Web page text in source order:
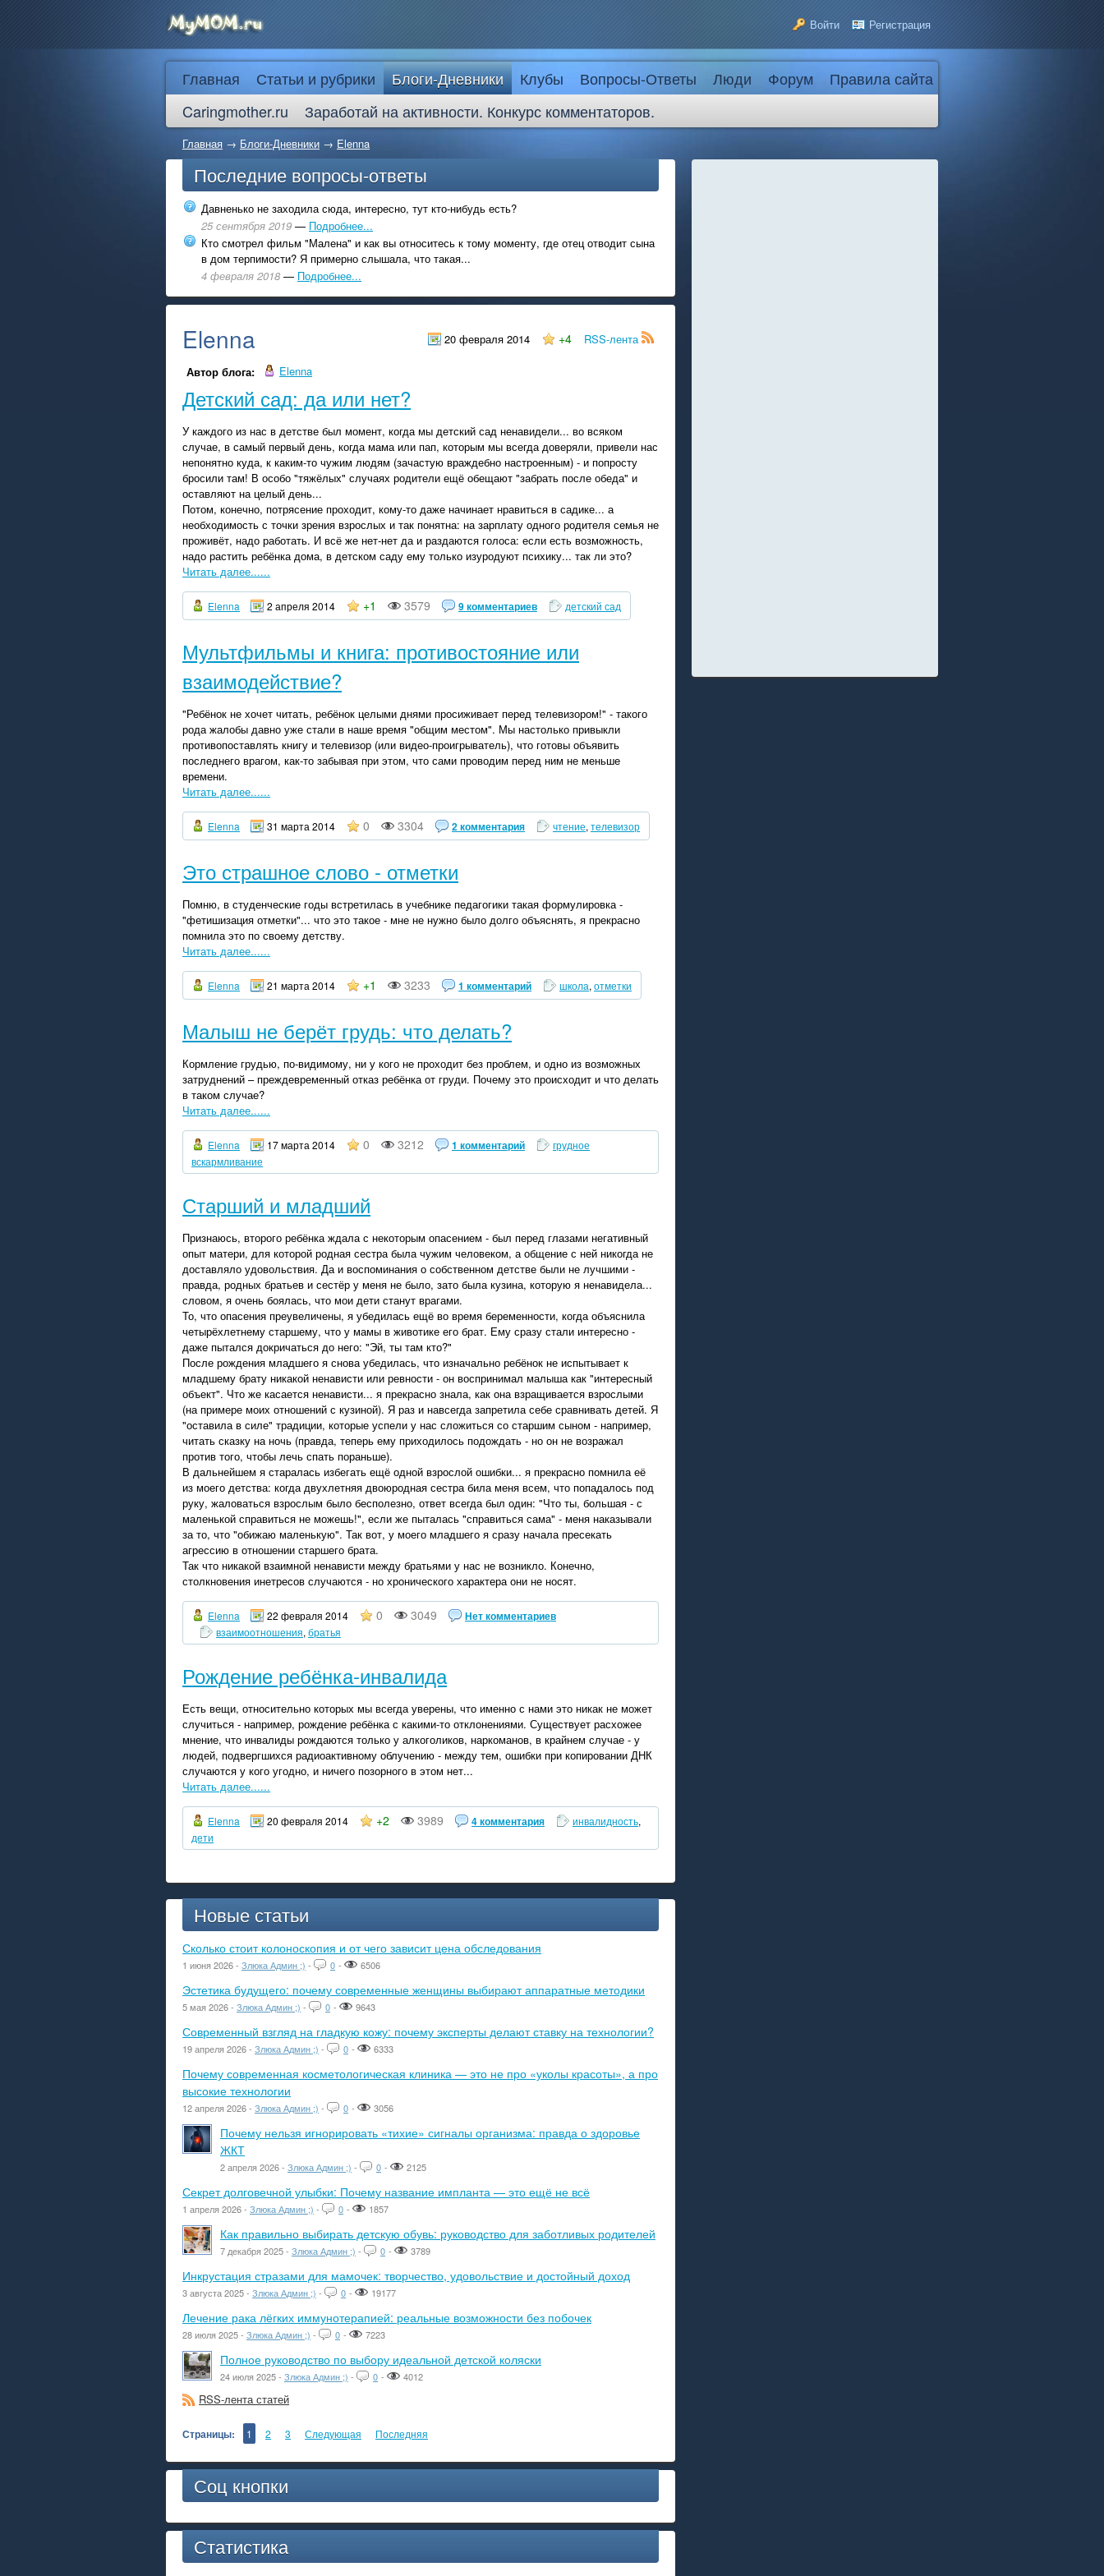
Войти Регистрация
Главная Статьи и рубрики Блоги-Дневники Клубы Вопросы-Ответы Люди Форум
Правила сайта
Caringmother.ru
Заработай на активности. Конкурс комментаторов.
Главная → Блоги-Дневники → Elenna
Последние вопросы-ответы
Давненько не заходила сюда, интересно, тут кто-нибудь есть?
25 сентября 2019 — Подробнее...
Кто смотрел фильм "Малена" и как вы относитесь к тому моменту, где отец отводит сына
в дом терпимости? Я примерно слышала, что такая...
4 февраля 2018 — Подробнее...
20 февраля 2014 +4 RSS-лента
Elenna
Автор блога: Elenna
Детский сад: да или нет?
У каждого из нас в детстве был момент, когда мы детский сад ненавидели... во всяком
случае, в самый первый день, когда мама или пап, которым мы всегда доверяли, привели нас
непонятно куда, к каким-то чужим людям (зачастую враждебно настроенным) - и попросту
бросили там! В особо "тяжёлых" случаях родители ещё обещают "забрать после обеда" и
оставляют на целый день...
Потом, конечно, потрясение проходит, кому-то даже начинает нравиться в садике... а
необходимость с точки зрения взрослых и так понятна: на зарплату одного родителя семья не
проживёт, надо работать. И всё же нет-нет да и раздаются голоса: если есть возможность,
надо растить ребёнка дома, в детском саду ему только изуродуют психику... так ли это?
Читать далее......
Elenna 2 апреля 2014 +1 3579 9 комментариев детский сад
Мультфильмы и книга: противостояние или
взаимодействие?
"Ребёнок не хочет читать, ребёнок целыми днями просиживает перед телевизором!" - такого
рода жалобы давно уже стали в наше время "общим местом". Мы настолько привыкли
противопоставлять книгу и телевизор (или видео-проигрыватель), что готовы объявить
последнего врагом, как-то забывая при этом, что сами проводим перед ним не меньше
времени.
Читать далее......
Elenna 31 марта 2014 0 3304 2 комментария чтение, телевизор
Это страшное слово - отметки
Помню, в студенческие годы встретилась в учебнике педагогики такая формулировка -
"фетишизация отметки"... что это такое - мне не нужно было долго объяснять, я прекрасно
помнила это по своему детству.
Читать далее......
Elenna 21 марта 2014 +1 3233 1 комментарий школа, отметки
Малыш не берёт грудь: что делать?
Кормление грудью, по-видимому, ни у кого не проходит без проблем, и одно из возможных
затруднений – преждевременный отказ ребёнка от груди. Почему это происходит и что делать
в таком случае?
Читать далее......
Elenna 17 марта 2014 0 3212 1 комментарий
грудное
вскармливание
Старший и младший
Признаюсь, второго ребёнка ждала с некоторым опасением - был перед глазами негативный
опыт матери, для которой родная сестра была чужим человеком, а общение с ней никогда не
доставляло удовольствия. Да и воспоминания о собственном детстве были не лучшими -
правда, родных братьев и сестёр у меня не было, зато была кузина, которую я ненавидела...
словом, я очень боялась, что мои дети станут врагами.
То, что опасения преувеличены, я убедилась ещё во время беременности, когда объяснила
четырёхлетнему старшему, что у мамы в животике его брат. Ему сразу стали интересно -
даже пытался докричаться до него: "Эй, ты там кто?"
После рождения младшего я снова убедилась, что изначально ребёнок не испытывает к
младшему брату никакой ненависти или ревности - он воспринимал малыша как "интересный
объект". Что же касается ненависти... я прекрасно знала, как она взращивается взрослыми
(на примере моих отношений с кузиной). Я раз и навсегда запретила себе сравнивать детей. Я
"оставила в силе" традиции, которые успели у нас сложиться со старшим сыном - например,
читать сказку на ночь (правда, теперь ему приходилось подождать - но он не возражал
против того, чтобы лечь спать пораньше).
В дальнейшем я старалась избегать ещё одной взрослой ошибки... я прекрасно помнила её
из моего детства: когда двухлетняя двоюродная сестра била меня всем, что попадалось под
руку, жаловаться взрослым было бесполезно, ответ всегда был один: "Что ты, большая - с
маленькой справиться не можешь!", если же пыталась "справиться сама" - меня наказывали
за то, что "обижаю маленькую". Так вот, у моего младшего я сразу начала пресекать
агрессию в отношении старшего брата.
Так что никакой взаимной ненависти между братьями у нас не возникло. Конечно,
столкновения инетресов случаются - но хронического характера они не носят.
Elenna 22 февраля 2014 0 3049 Нет комментариев
взаимоотношения, братья
Рождение ребёнка-инвалида
Есть вещи, относительно которых мы всегда уверены, что именно с нами это никак не может
случиться - например, рождение ребёнка с какими-то отклонениями. Существует расхожее
мнение, что инвалиды рождаются только у алкоголиков, наркоманов, в крайнем случае - у
людей, подвергшихся радиоактивному облучению - между тем, ошибки при копировании ДНК
случаются у кого угодно, и ничего позорного в этом нет...
Читать далее......
Elenna 20 февраля 2014 +2 3989 4 комментария инвалидность,
дети
Новые статьи
Сколько стоит колоноскопия и от чего зависит цена обследования
1 июня 2026 - Злюка Админ ;) - 0 - 6506
Эстетика будущего: почему современные женщины выбирают аппаратные методики
5 мая 2026 - Злюка Админ ;) - 0 - 9643
Современный взгляд на гладкую кожу: почему эксперты делают ставку на технологии?
19 апреля 2026 - Злюка Админ ;) - 0 - 6333
Почему современная косметологическая клиника — это не про «уколы красоты», а про
высокие технологии
12 апреля 2026 - Злюка Админ ;) - 0 - 3056
Почему нельзя игнорировать «тихие» сигналы организма: правда о здоровье
ЖКТ
2 апреля 2026 - Злюка Админ ;) - 0 - 2125
Секрет долговечной улыбки: Почему название импланта — это ещё не всё
1 апреля 2026 - Злюка Админ ;) - 0 - 1857
Как правильно выбирать детскую обувь: руководство для заботливых родителей
7 декабря 2025 - Злюка Админ ;) - 0 - 3789
Инкрустация стразами для мамочек: творчество, удовольствие и достойный доход
3 августа 2025 - Злюка Админ ;) - 0 - 19177
Лечение рака лёгких иммунотерапией: реальные возможности без побочек
28 июля 2025 - Злюка Админ ;) - 0 - 7223
Полное руководство по выбору идеальной детской коляски
24 июля 2025 - Злюка Админ ;) - 0 - 4012
RSS-лента статей
Страницы: 1 2 3 Следующая Последняя
Соц кнопки
Статистика